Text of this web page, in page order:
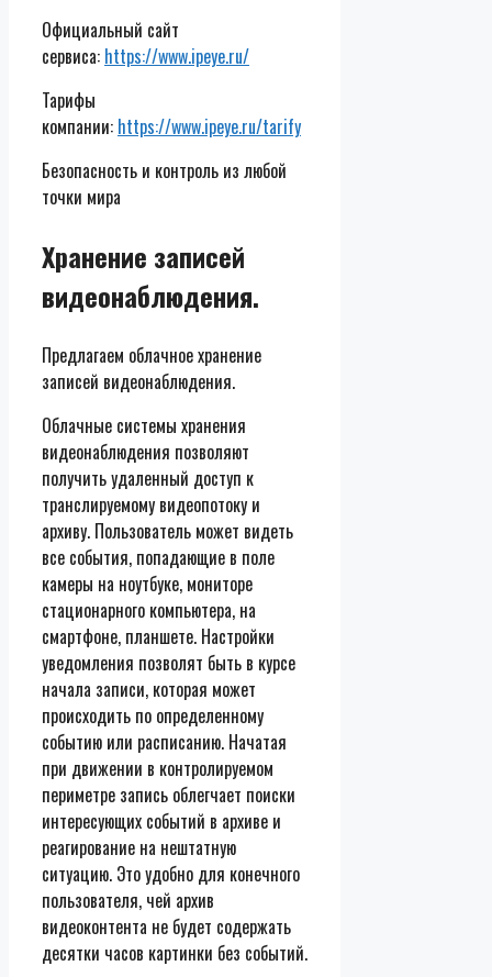
Официальный сайт
сервиса: https://www.ipeye.ru/
Тарифы
компании: https://www.ipeye.ru/tarify
Безопасность и контроль из любой
точки мира
Хранение записей
видеонаблюдения.
Предлагаем облачное хранение
записей видеонаблюдения.
Облачные системы хранения
видеонаблюдения позволяют
получить удаленный доступ к
транслируемому видеопотоку и
архиву. Пользователь может видеть
все события, попадающие в поле
камеры на ноутбуке, мониторе
стационарного компьютера, на
смартфоне, планшете. Настройки
уведомления позволят быть в курсе
начала записи, которая может
происходить по определенному
событию или расписанию. Начатая
при движении в контролируемом
периметре запись облегчает поиски
интересующих событий в архиве и
реагирование на нештатную
ситуацию. Это удобно для конечного
пользователя, чей архив
видеоконтента не будет содержать
десятки часов картинки без событий.